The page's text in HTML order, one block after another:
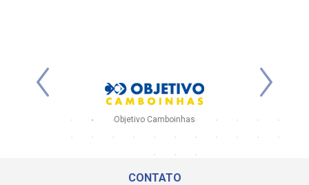
Objetivo Camboinhas
CONTATO